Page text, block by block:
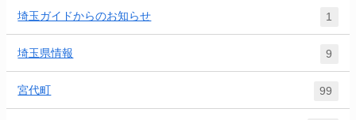
埼玉ガイドからのお知らせ 1
埼玉県情報 9
宮代町 99